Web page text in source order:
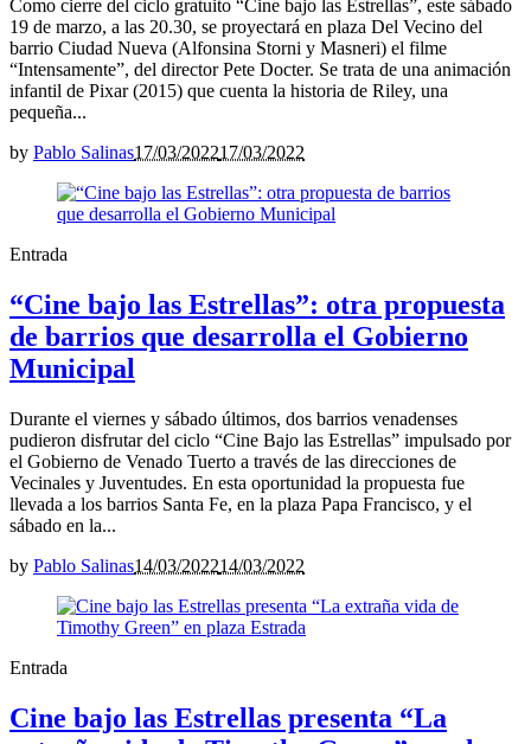
Como cierre del ciclo gratuito “Cine bajo las Estrellas”, este sábado
19 de marzo, a las 20.30, se proyectará en plaza Del Vecino del
barrio Ciudad Nueva (Alfonsina Storni y Masneri) el filme
“Intensamente”, del director Pete Docter. Se trata de una animación
infantil de Pixar (2015) que cuenta la historia de Riley, una
pequeña...
by Pablo Salinas17/03/202217/03/2022
Entrada
“Cine bajo las Estrellas”: otra propuesta
de barrios que desarrolla el Gobierno
Municipal
Durante el viernes y sábado últimos, dos barrios venadenses
pudieron disfrutar del ciclo “Cine Bajo las Estrellas” impulsado por
el Gobierno de Venado Tuerto a través de las direcciones de
Vecinales y Juventudes. En esta oportunidad la propuesta fue
llevada a los barrios Santa Fe, en la plaza Papa Francisco, y el
sábado en la...
by Pablo Salinas14/03/202214/03/2022
Entrada
Cine bajo las Estrellas presenta “La